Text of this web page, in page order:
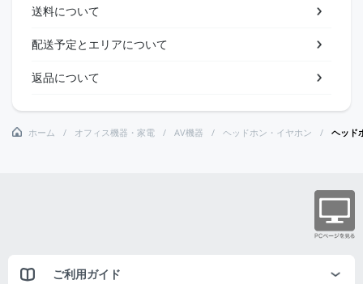
送料について
配送予定とエリアについて
返品について
ホーム オフィス機器・家電 AV機器 ヘッドホン・イヤホン ヘッド
ご利用ガイド